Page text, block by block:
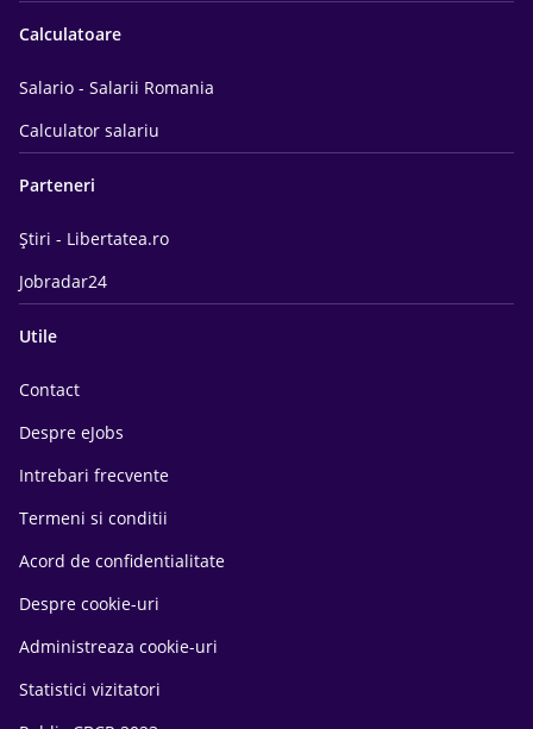
Calculatoare
Salario - Salarii Romania
Calculator salariu
Parteneri
Știri - Libertatea.ro
Jobradar24
Utile
Contact
Despre eJobs
Intrebari frecvente
Termeni si conditii
Acord de confidentialitate
Despre cookie-uri
Administreaza cookie-uri
Statistici vizitatori